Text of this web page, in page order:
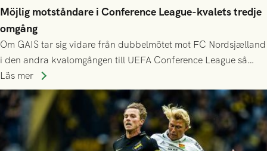
Möjlig motståndare i Conference League-kvalets tredje
omgång
Om GAIS tar sig vidare från dubbelmötet mot FC Nordsjælland
i den andra kvalomgången till UEFA Conference League så
spelas den tredje kvalomgången kort därpå. Motståndare blir
då vinnaren i mötet mellan isländska Valur och HŠK Zrinjski
Mostar från Bosnien och Hercegovina.
Läs mer